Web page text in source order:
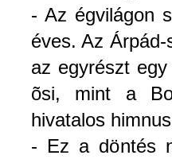
- Az égvilágon
éves. Az
az egyrészt
õsi, mint a
hivatalos
- Ez a döntés